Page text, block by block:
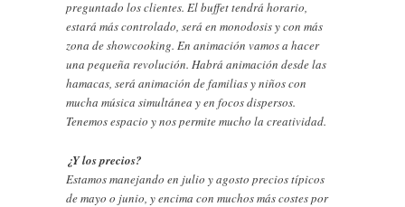
preguntado los clientes. El buffet tendrá horario,
estará más controlado, será en monodosis y con más
zona de showcooking. En animación vamos a hacer
una pequeña revolución. Habrá animación desde las
hamacas, será animación de familias y niños con
mucha música simultánea y en focos dispersos.
Tenemos espacio y nos permite mucho la creatividad.
¿Y los precios?
Estamos manejando en julio y agosto precios típicos
de mayo o junio, y encima con muchos más costes por